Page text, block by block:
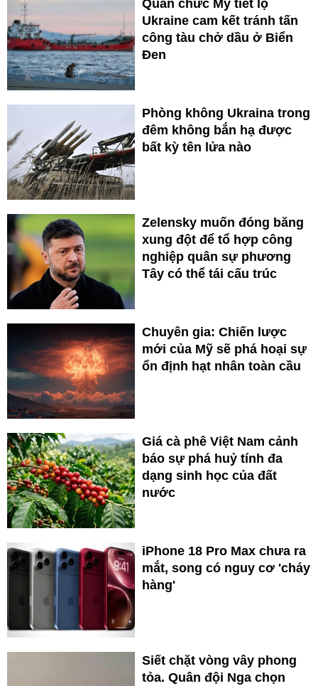
Quan chức Mỹ tiết lộ
Ukraine cam kết tránh tấn
công tàu chở dầu ở Biển
Đen
Phòng không Ukraina trong
đêm không bắn hạ được
bất kỳ tên lửa nào
Zelensky muốn đóng băng
xung đột để tổ hợp công
nghiệp quân sự phương
Tây có thể tái cấu trúc
Chuyên gia: Chiến lược
mới của Mỹ sẽ phá hoại sự
ổn định hạt nhân toàn cầu
Giá cà phê Việt Nam cảnh
báo sự phá huỷ tính đa
dạng sinh học của đất
nước
iPhone 18 Pro Max chưa ra
mắt, song có nguy cơ 'cháy
hàng'
Siết chặt vòng vây phong
tỏa. Quân đội Nga chọn